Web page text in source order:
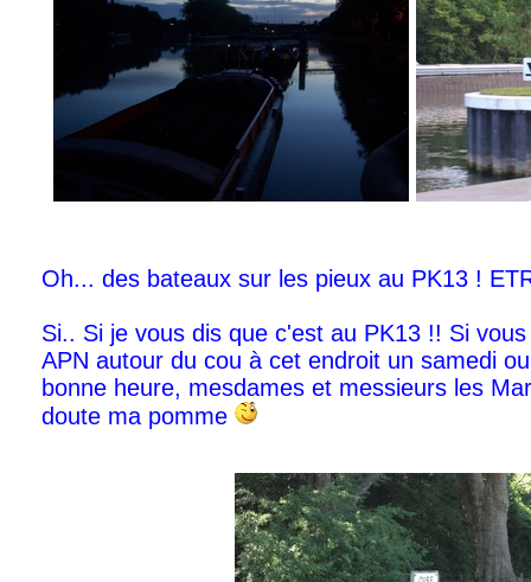
Oh... des bateaux sur les pieux au PK13 !
Si.. Si je vous dis que c'est au PK13 !! Si
APN autour du cou à cet endroit un samedi
bonne heure, mesdames et messieurs les
doute ma pomme